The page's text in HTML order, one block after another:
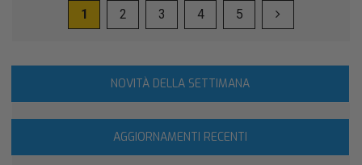
1 2 3 4 5
NOVITÀ DELLA SETTIMANA
AGGIORNAMENTI RECENTI